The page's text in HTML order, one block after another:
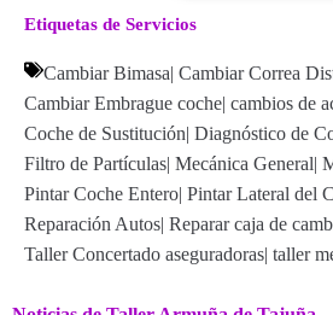
Etiquetas de Servicios
Cambiar Bimasa| Cambiar Correa
Cambiar Embrague coche| cambios de
Coche de Sustitución| Diagnóstico de
Filtro de Partículas| Mecánica General|
Pintar Coche Entero| Pintar Lateral del
Reparación Autos| Reparar caja de
Taller Concertado aseguradoras| taller